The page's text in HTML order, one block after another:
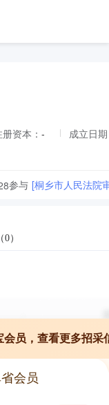
资本： -
成立日
参与 [桐乡市人民法院
（0）
会员，查看更多招采
会员